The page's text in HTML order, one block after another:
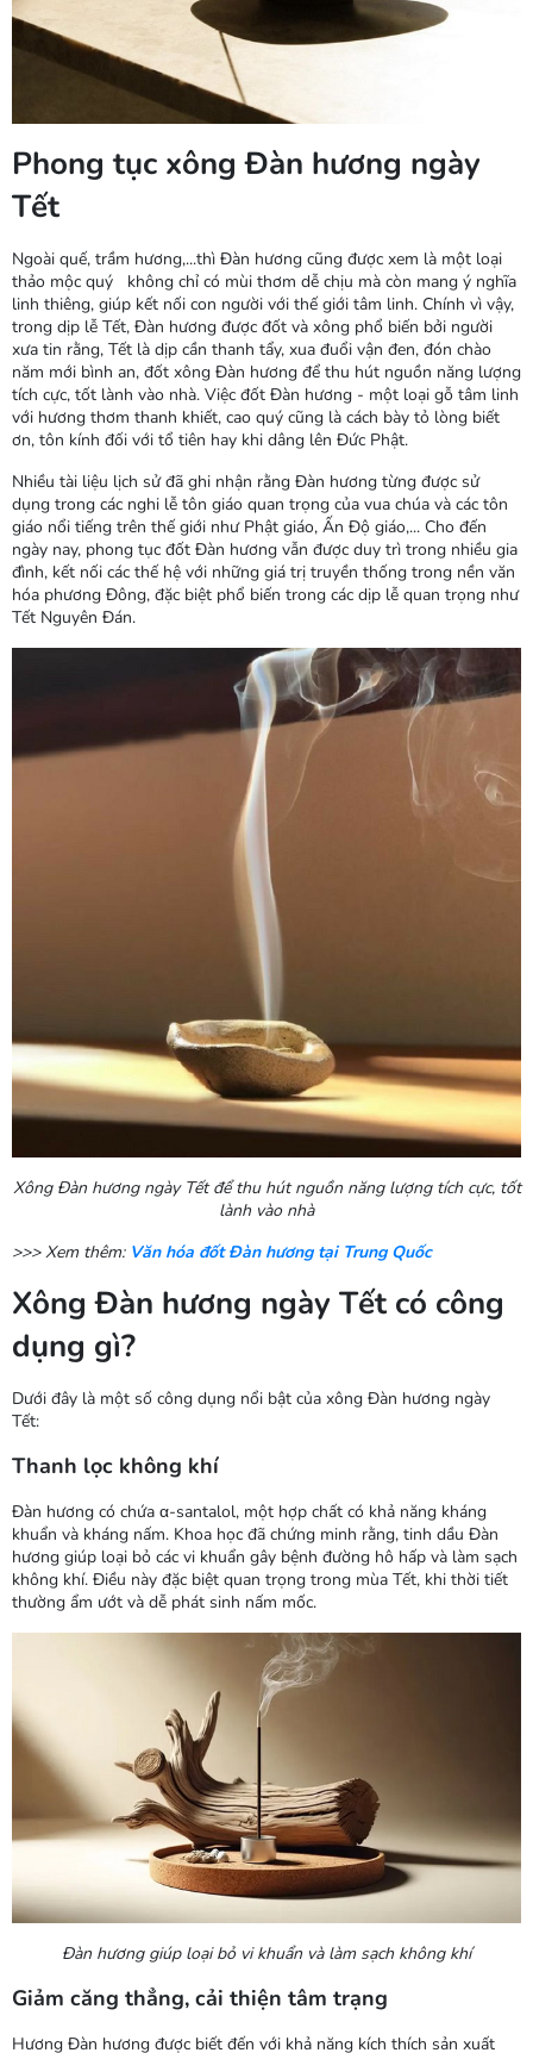
Phong tục xông Đàn hương ngày
Tết
Ngoài quế, trầm hương,...thì Đàn hương cũng được xem là một loại
thảo mộc quý không chỉ có mùi thơm dễ chịu mà còn mang ý nghĩa
linh thiêng, giúp kết nối con người với thế giới tâm linh. Chính vì vậy,
trong dịp lễ Tết, Đàn hương được đốt và xông phổ biến bởi người
xưa tin rằng, Tết là dịp cần thanh tẩy, xua đuổi vận đen, đón chào
năm mới bình an, đốt xông Đàn hương để thu hút nguồn năng lượng
tích cực, tốt lành vào nhà. Việc đốt Đàn hương - một loại gỗ tâm linh
với hương thơm thanh khiết, cao quý cũng là cách bày tỏ lòng biết
ơn, tôn kính đối với tổ tiên hay khi dâng lên Đức Phật.
Nhiều tài liệu lịch sử đã ghi nhận rằng Đàn hương từng được sử
dụng trong các nghi lễ tôn giáo quan trọng của vua chúa và các tôn
giáo nổi tiếng trên thế giới như Phật giáo, Ấn Độ giáo,... Cho đến
ngày nay, phong tục đốt Đàn hương vẫn được duy trì trong nhiều gia
đình, kết nối các thế hệ với những giá trị truyền thống trong nền văn
hóa phương Đông, đặc biệt phổ biến trong các dịp lễ quan trọng như
Tết Nguyên Đán.
Xông Đàn hương ngày Tết để thu hút nguồn năng lượng tích cực, tốt
lành vào nhà
>>> Xem thêm: Văn hóa đốt Đàn hương tại Trung Quốc
Xông Đàn hương ngày Tết có công
dụng gì?
Dưới đây là một số công dụng nổi bật của xông Đàn hương ngày
Tết:
Thanh lọc không khí
Đàn hương có chứa α-santalol, một hợp chất có khả năng kháng
khuẩn và kháng nấm. Khoa học đã chứng minh rằng, tinh dầu Đàn
hương giúp loại bỏ các vi khuẩn gây bệnh đường hô hấp và làm sạch
không khí. Điều này đặc biệt quan trọng trong mùa Tết, khi thời tiết
thường ẩm ướt và dễ phát sinh nấm mốc.
Đàn hương giúp loại bỏ vi khuẩn và làm sạch không khí
Giảm căng thẳng, cải thiện tâm trạng
Hương Đàn hương được biết đến với khả năng kích thích sản xuất